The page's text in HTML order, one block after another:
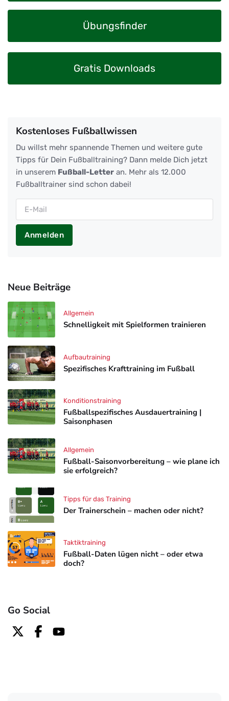
Übungsfinder
Gratis Downloads
Kostenloses Fußballwissen
Du willst mehr spannende Themen und weitere gute
Tipps für Dein Fußballtraining? Dann melde Dich jetzt
in unserem Fußball-Letter an. Mehr als 12.000
Fußballtrainer sind schon dabei!
Anmelden
Neue Beiträge
Schnelligkeit mit Spielformen trainieren
Allgemein
Spezifisches Krafttraining im Fußball
Aufbautraining
Fußballspezifisches Ausdauertraining |
Saisonphasen
Konditionstraining
Fußball-Saisonvorbereitung – wie plane ich
sie erfolgreich?
Allgemein
Der Trainerschein – machen oder nicht?
Tipps für das Training
Fußball-Daten lügen nicht – oder etwa
doch?
Taktiktraining
Go Social